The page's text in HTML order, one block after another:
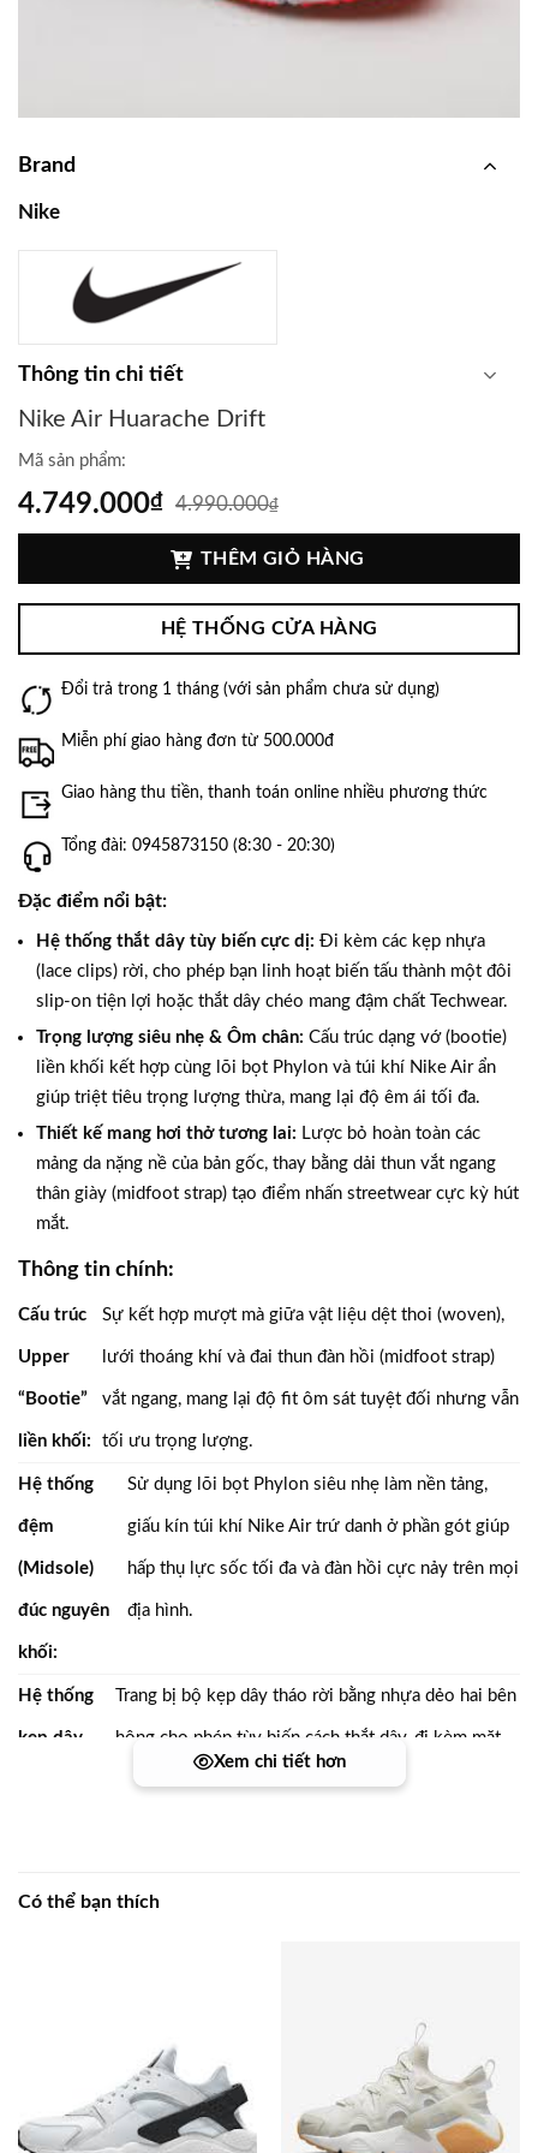
Brand
Nike
Thông tin chi tiết
Nike Air Huarache Drift
Mã sản phẩm:
4.990.000₫
4.749.000₫
THÊM GIỎ HÀNG
HỆ THỐNG CỬA HÀNG
Đổi trả trong 1 tháng (với sản phẩm chưa sử dụng)
Miễn phí giao hàng đơn từ 500.000đ
Giao hàng thu tiền, thanh toán online nhiều phương thức
Tổng đài: 0945873150 (8:30 - 20:30)
Đặc điểm nổi bật:
Hệ thống thắt dây tùy biến cực dị: Đi kèm các kẹp nhựa
(lace clips) rời, cho phép bạn linh hoạt biến tấu thành một đôi
slip-on tiện lợi hoặc thắt dây chéo mang đậm chất Techwear.
Trọng lượng siêu nhẹ & Ôm chân: Cấu trúc dạng vớ (bootie)
liền khối kết hợp cùng lõi bọt Phylon và túi khí Nike Air ẩn
giúp triệt tiêu trọng lượng thừa, mang lại độ êm ái tối đa.
Thiết kế mang hơi thở tương lai: Lược bỏ hoàn toàn các
mảng da nặng nề của bản gốc, thay bằng dải thun vắt ngang
thân giày (midfoot strap) tạo điểm nhấn streetwear cực kỳ hút
mắt.
Thông tin chính:
Cấu trúc
Upper
“Bootie”
liền khối:
Sự kết hợp mượt mà giữa vật liệu dệt thoi (woven),
lưới thoáng khí và đai thun đàn hồi (midfoot strap)
vắt ngang, mang lại độ fit ôm sát tuyệt đối nhưng vẫn
tối ưu trọng lượng.
Hệ thống
đệm
(Midsole)
đúc nguyên
khối:
Sử dụng lõi bọt Phylon siêu nhẹ làm nền tảng,
giấu kín túi khí Nike Air trứ danh ở phần gót giúp
hấp thụ lực sốc tối đa và đàn hồi cực nảy trên mọi
địa hình.
Hệ thống
kẹp dây
Trang bị bộ kẹp dây tháo rời bằng nhựa dẻo hai bên
hông cho phép tùy biến cách thắt dây, đi kèm mặt
đế cao su dập rãnh uốn cong (flex grooves) hỗ trợ
Xem chi tiết hơn
Có thể bạn thích